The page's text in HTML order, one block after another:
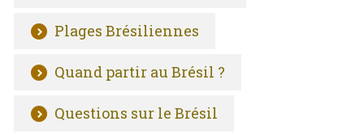
Plages Brésiliennes
Quand partir au Brésil ?
Questions sur le Brésil